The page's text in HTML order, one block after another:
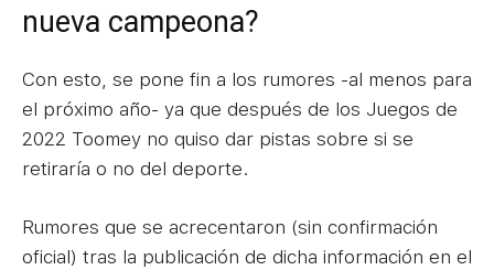
nueva campeona?
Con esto, se pone fin a los rumores -al menos para
el próximo año- ya que después de los Juegos de
2022 Toomey no quiso dar pistas sobre si se
retiraría o no del deporte.
Rumores que se acrecentaron (sin confirmación
oficial) tras la publicación de dicha información en el